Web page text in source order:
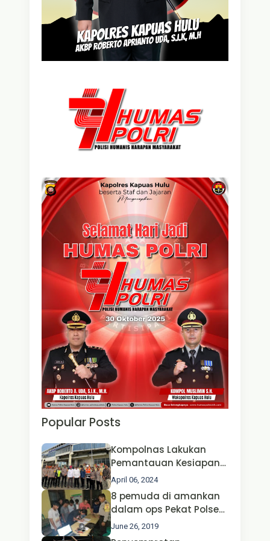
Popular Posts
Kompolnas Lakukan
Pemantauan Kesiapan
Operasi Ketupat 2024 di
Polda Jatim Bersama
Kapolri dan Menteri
Perhubungan
April 06, 2024
8 pemuda di amankan
dalam ops Pekat Polsek
Jongkong
June 26, 2019